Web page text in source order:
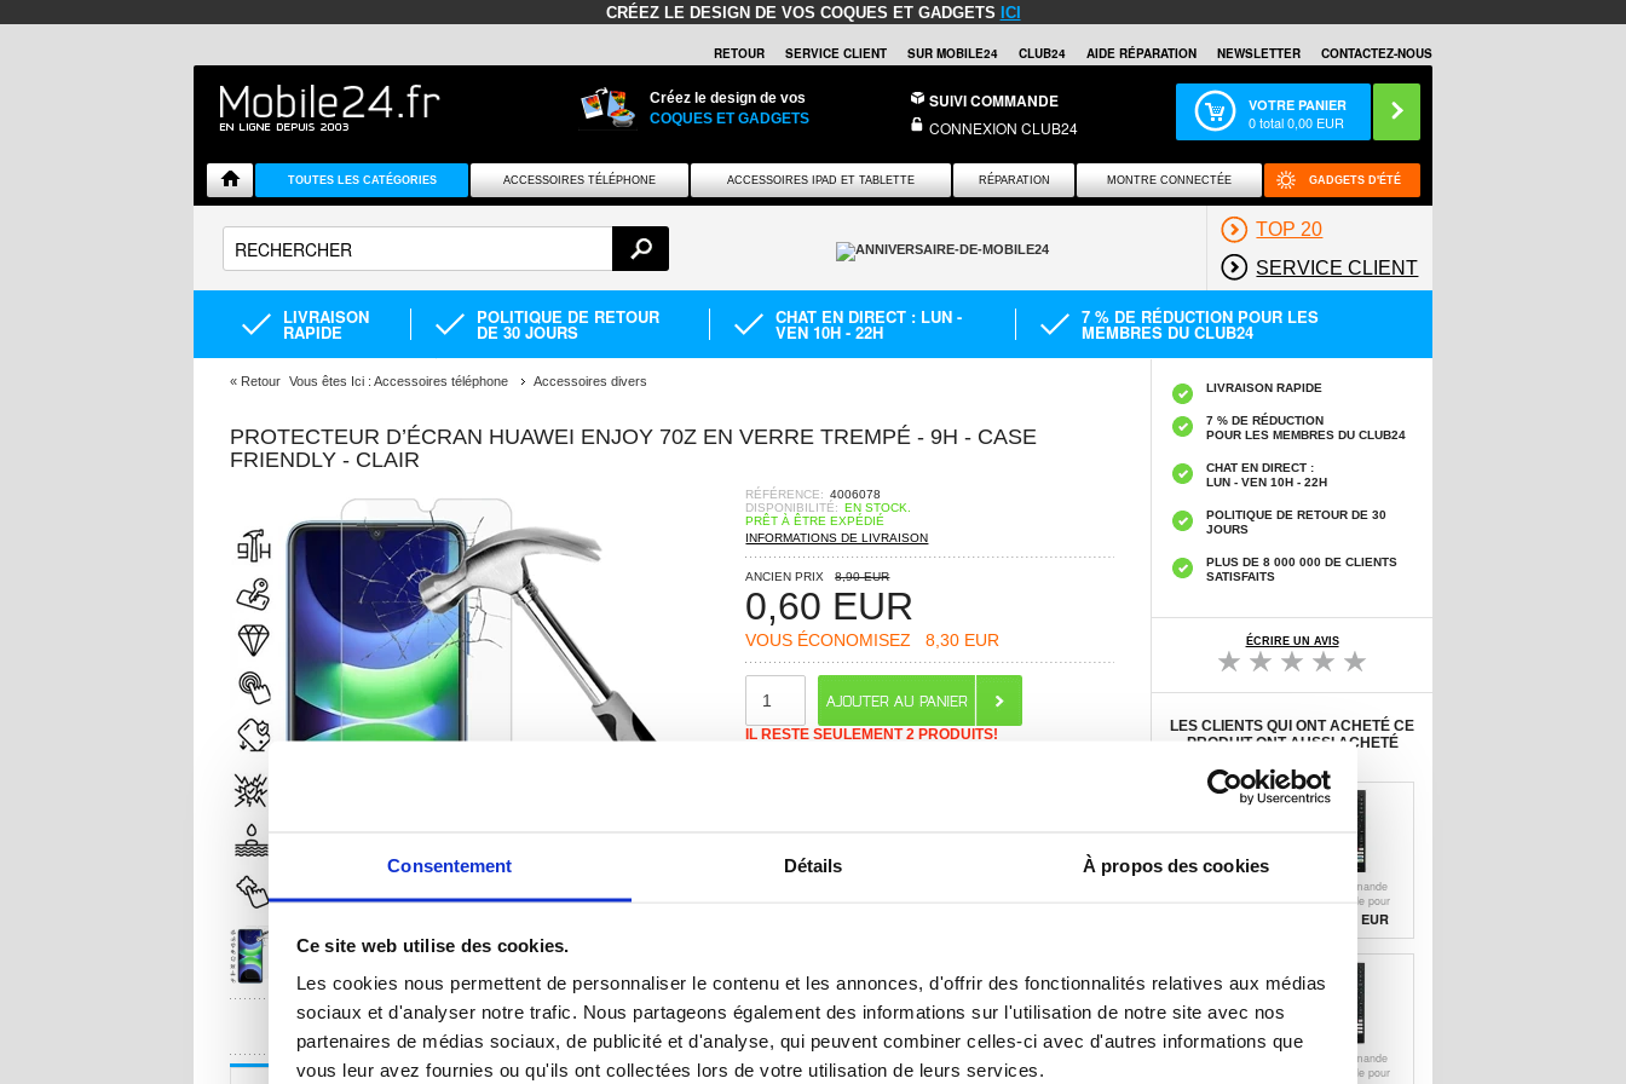
Consentement Détails À propos des cookies
Ce site web utilise des cookies.
Les cookies nous permettent de personnaliser le contenu et les annonces, d'offrir des fonctionnalités relatives aux médias
sociaux et d'analyser notre trafic. Nous partageons également des informations sur l'utilisation de notre site avec nos
partenaires de médias sociaux, de publicité et d'analyse, qui peuvent combiner celles-ci avec d'autres informations que
vous leur avez fournies ou qu'ils ont collectées lors de votre utilisation de leurs services.
CRÉEZ LE DESIGN DE VOS COQUES ET GADGETS ICI
RETOUR SERVICE CLIENT SUR MOBILE24 CLUB24 AIDE RÉPARATION NEWSLETTER CONTACTEZ-NOUS
Créez le design de vos
COQUES ET GADGETS
SUIVI COMMANDE
CONNEXION CLUB24
VOTRE PANIER
0total0,00 EUR
TOUTES LES CATÉGORIES ACCESSOIRES TÉLÉPHONE ACCESSOIRES IPAD ET TABLETTE RÉPARATION MONTRE CONNECTÉE GADGETS D'ÉTÉ
TOP 20
SERVICE CLIENT
LIVRAISON
RAPIDE
POLITIQUE DE RETOUR
DE 30 JOURS
CHAT EN DIRECT : LUN -
VEN 10H - 22H
7 % DE RÉDUCTION POUR LES
MEMBRES DU CLUB24
« Retour Vous êtes Ici : Accessoires téléphone Accessoires divers
PROTECTEUR D’ÉCRAN HUAWEI ENJOY 70Z EN VERRE TREMPÉ - 9H - CASE
FRIENDLY - CLAIR
RÉFÉRENCE: 4006078
DISPONIBILITÉ: EN STOCK.
PRÊT À ÊTRE EXPÉDIÉ
INFORMATIONS DE LIVRAISON
ANCIEN PRIX 8,90 EUR
0,60 EUR
VOUS ÉCONOMISEZ 8,30 EUR
IL RESTE SEULEMENT 2 PRODUITS!
89 HEURES 00 MIN. 45 SEC.
UNE QUESTION ? CONTACTEZ-NOUS ! CHAT EN DIRECT
LIVRAISON RAPIDE
7 % DE RÉDUCTION
POUR LES MEMBRES DU CLUB24
CHAT EN DIRECT :
LUN - VEN 10H - 22H
POLITIQUE DE RETOUR DE 30
JOURS
PLUS DE 8 000 000 DE CLIENTS
SATISFAITS
ÉCRIRE UN AVIS
LES CLIENTS QUI ONT ACHETÉ CE
PRODUIT ONT AUSSI ACHETÉ
Télécommande
universelle pour
Hisense TV -
Equivalent à
ERF3G80H
11,50 EUR
Télécommande
universelle pour